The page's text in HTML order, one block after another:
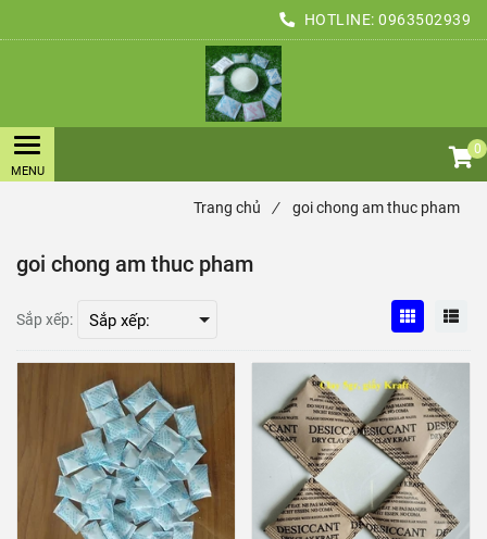
HOTLINE: 0963502939
0
Trang chủ / goi chong am thuc pham
goi chong am thuc pham
Sắp xếp: